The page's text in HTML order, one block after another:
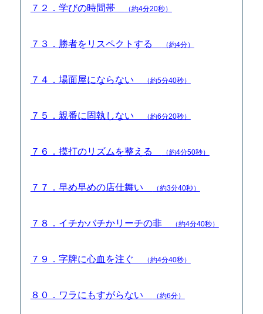
７２．学びの時間帯 （約4分20秒）
７３．勝者をリスペクトする （約4分）
７４．場面屋にならない （約5分40秒）
７５．親番に固執しない （約6分20秒）
７６．摸打のリズムを整える （約4分50秒）
７７．早め早めの店仕舞い （約3分40秒）
７８．イチかバチかリーチの非 （約4分40秒）
７９．字牌に心血を注ぐ （約4分40秒）
８０．ワラにもすがらない （約6分）